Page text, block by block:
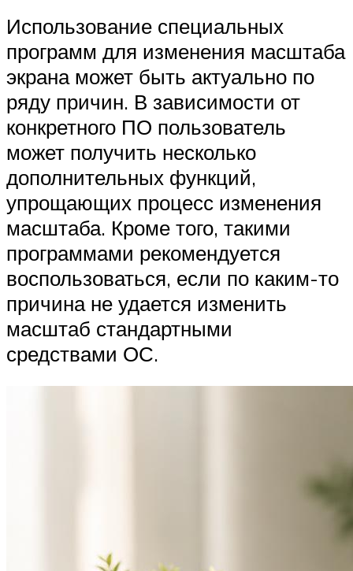
Использование специальных
программ для изменения масштаба
экрана может быть актуально по
ряду причин. В зависимости от
конкретного ПО пользователь
может получить несколько
дополнительных функций,
упрощающих процесс изменения
масштаба. Кроме того, такими
программами рекомендуется
воспользоваться, если по каким-то
причина не удается изменить
масштаб стандартными
средствами ОС.